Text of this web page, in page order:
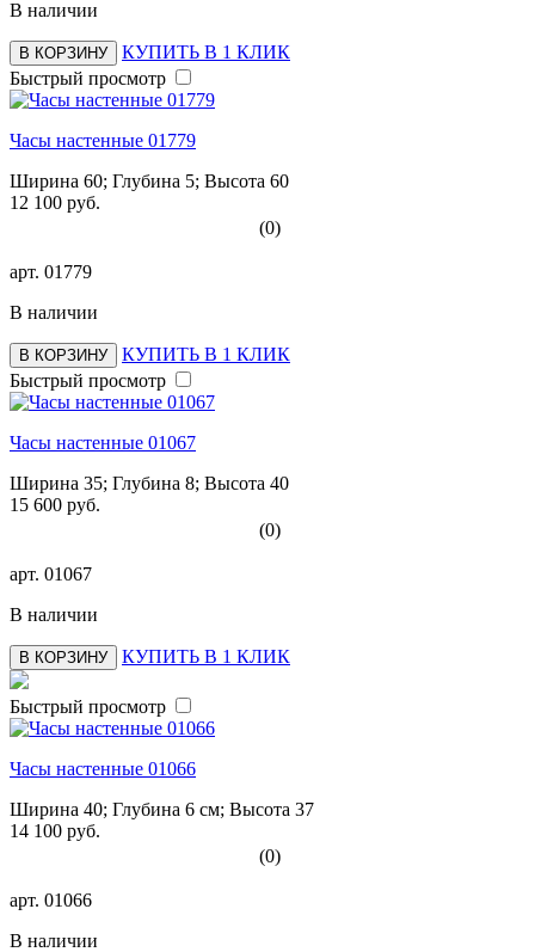
В наличии
В КОРЗИНУ
КУПИТЬ В 1 КЛИК
Быстрый просмотр
Часы настенные 01779
Ширина 60; Глубина 5; Высота 60
12 100 руб.
(0)
арт. 01779
В наличии
В КОРЗИНУ
КУПИТЬ В 1 КЛИК
Быстрый просмотр
Часы настенные 01067
Ширина 35; Глубина 8; Высота 40
15 600 руб.
(0)
арт. 01067
В наличии
В КОРЗИНУ КУПИТЬ В 1 КЛИК
Быстрый просмотр
Часы настенные 01066
Ширина 40; Глубина 6 см; Высота 37
14 100 руб.
(0)
арт. 01066
В наличии